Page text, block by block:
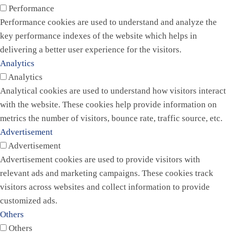
Performance
Performance cookies are used to understand and analyze the
key performance indexes of the website which helps in
delivering a better user experience for the visitors.
Analytics
Analytics
Analytical cookies are used to understand how visitors interact
with the website. These cookies help provide information on
metrics the number of visitors, bounce rate, traffic source, etc.
Advertisement
Advertisement
Advertisement cookies are used to provide visitors with
relevant ads and marketing campaigns. These cookies track
visitors across websites and collect information to provide
customized ads.
Others
Others